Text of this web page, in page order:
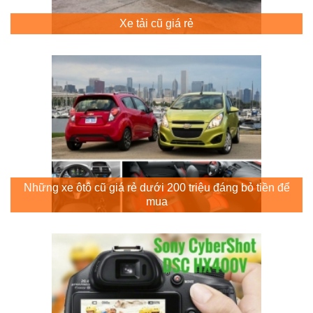
Xe tải cũ giá rẻ
Những xe ôtô cũ giá rẻ dưới 200 triệu đáng bỏ tiền để
mua